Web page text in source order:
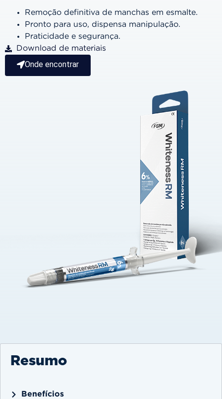
Remoção definitiva de manchas em esmalte.
Pronto para uso, dispensa manipulação.
Praticidade e segurança.
Download de materiais
Onde encontrar
Resumo
Benefícios